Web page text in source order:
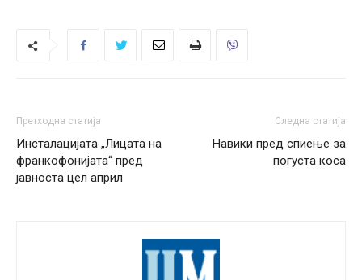
Претходна статија
Инсталацијата „Лицата на
франкофонијата“ пред
јавноста цел април
Следна статија
Навики пред спиење за
погуста коса